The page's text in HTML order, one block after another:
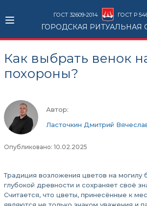
ГОСТ 32609-2014 ГОСТ Р
ГОРОДСКАЯ РИТУАЛЬНАЯ
Как выбрать венок
похороны?
Автор:
Ласточкин Дмитрий
Опубликовано: 10.02.2025
Традиция возложения цветов на могилу
глубокой древности и сохраняет своё
Считается, что цветы, принесённые к